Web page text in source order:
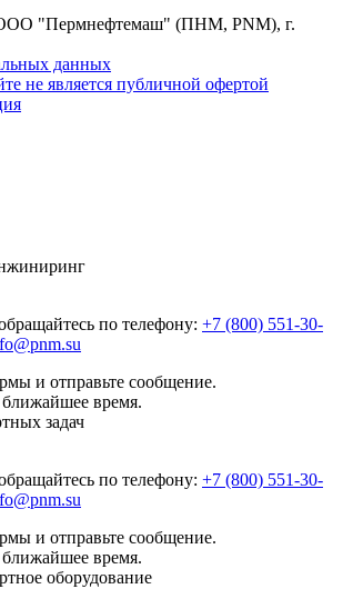
"Пермнефтемаш" (ПНМ, PNM), г.
данных
не является публичной офертой
по телефону: +7 (800) 551-30-
и отправьте сообщение.
время.
задач
по телефону: +7 (800) 551-30-
и отправьте сообщение.
время.
оборудование